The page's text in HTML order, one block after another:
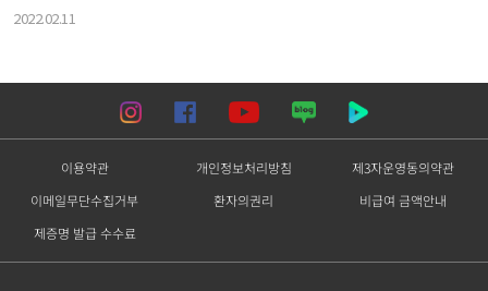
2022.02.11
이용약관 개인정보처리방침
제3자운영동의약관
이메일무단수집거부
환자의권리
비급여 금액안내
제증명 발급 수수료